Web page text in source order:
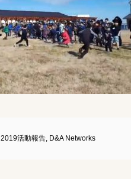
2019活動報告, D&A Networks